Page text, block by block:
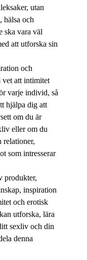
utan
hälsa och
ska vara väl
att utforska sin
och
att intimitet
varje individ, så
hjälpa dig att
om du är
eller om du
relationer,
som intresserar
produkter,
inspiration
och erotisk
utforska, lära
sexliv och din
denna